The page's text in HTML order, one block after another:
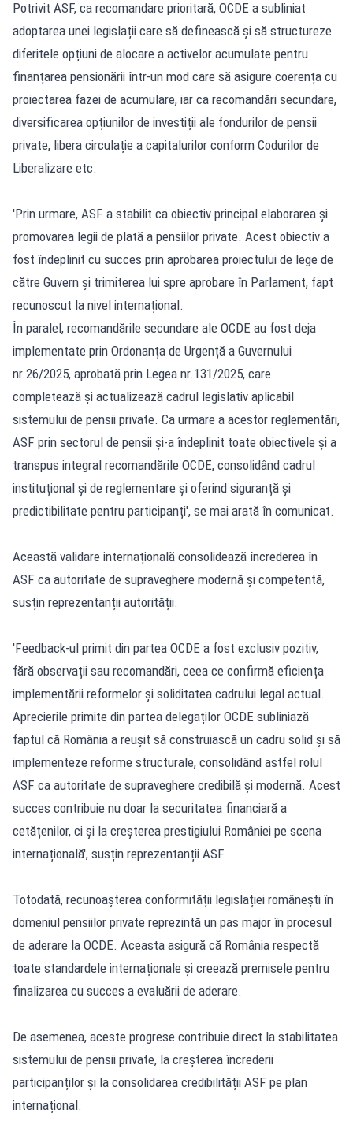
Potrivit ASF, ca recomandare prioritară, OCDE a subliniat
adoptarea unei legislații care să definească și să structureze
diferitele opțiuni de alocare a activelor acumulate pentru
finanțarea pensionării într-un mod care să asigure coerența cu
proiectarea fazei de acumulare, iar ca recomandări secundare,
diversificarea opțiunilor de investiții ale fondurilor de pensii
private, libera circulație a capitalurilor conform Codurilor de
Liberalizare etc.
'Prin urmare, ASF a stabilit ca obiectiv principal elaborarea și
promovarea legii de plată a pensiilor private. Acest obiectiv a
fost îndeplinit cu succes prin aprobarea proiectului de lege de
către Guvern și trimiterea lui spre aprobare în Parlament, fapt
recunoscut la nivel internațional.
În paralel, recomandările secundare ale OCDE au fost deja
implementate prin Ordonanța de Urgență a Guvernului
nr.26/2025, aprobată prin Legea nr.131/2025, care
completează și actualizează cadrul legislativ aplicabil
sistemului de pensii private. Ca urmare a acestor reglementări,
ASF prin sectorul de pensii și-a îndeplinit toate obiectivele și a
transpus integral recomandările OCDE, consolidând cadrul
instituțional și de reglementare și oferind siguranță și
predictibilitate pentru participanți', se mai arată în comunicat.
Această validare internațională consolidează încrederea în
ASF ca autoritate de supraveghere modernă și competentă,
susțin reprezentanții autorității.
'Feedback-ul primit din partea OCDE a fost exclusiv pozitiv,
fără observații sau recomandări, ceea ce confirmă eficiența
implementării reformelor și soliditatea cadrului legal actual.
Aprecierile primite din partea delegaților OCDE subliniază
faptul că România a reușit să construiască un cadru solid și să
implementeze reforme structurale, consolidând astfel rolul
ASF ca autoritate de supraveghere credibilă și modernă. Acest
succes contribuie nu doar la securitatea financiară a
cetățenilor, ci și la creșterea prestigiului României pe scena
internațională', susțin reprezentanții ASF.
Totodată, recunoașterea conformității legislației românești în
domeniul pensiilor private reprezintă un pas major în procesul
de aderare la OCDE. Aceasta asigură că România respectă
toate standardele internaționale și creează premisele pentru
finalizarea cu succes a evaluării de aderare.
De asemenea, aceste progrese contribuie direct la stabilitatea
sistemului de pensii private, la creșterea încrederii
participanților și la consolidarea credibilității ASF pe plan
internațional.